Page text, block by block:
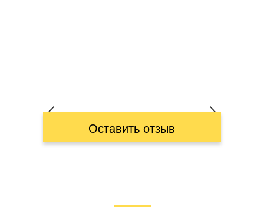
Оставить отзыв